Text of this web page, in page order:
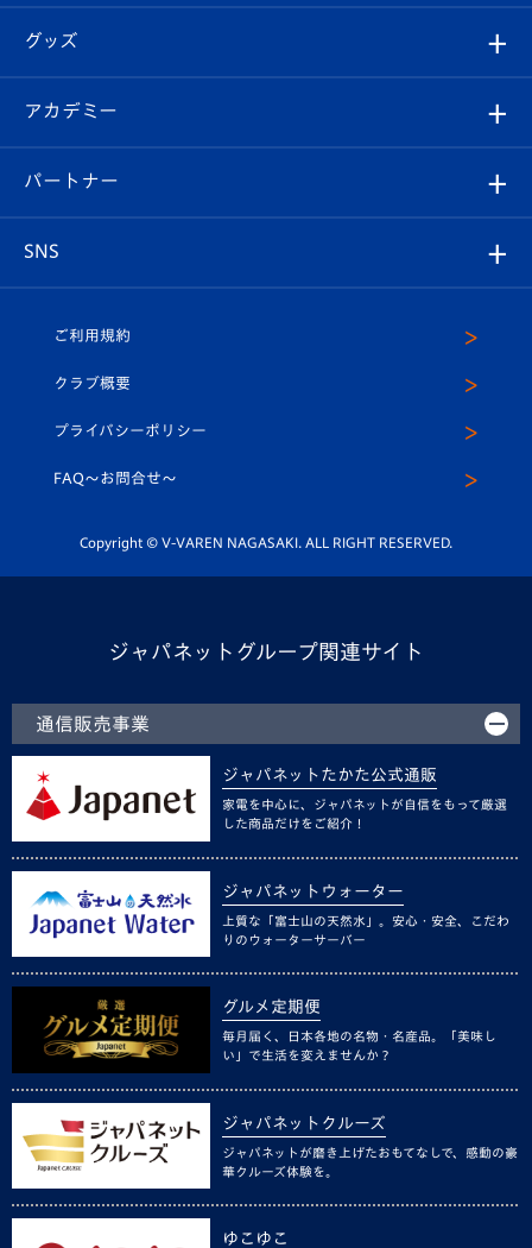
チケット
イベント
メディア
ホームタウン
スタッフプロフィール
マスコット紹介
平和祈念活動
ホームタウン活動
はじめての観戦ガイド
Revive Team
ヴィヴィくんの長崎おもてなしガイド
フォトギャラリー
スタジアムグルメ
チケット
V-LOVERS（ファンクラブ）
プレイヤーズスイート
グッズ
オンラインショップ
店舗情報
アカデミー
育成からのお知らせ
U-18
スクール
パートナー
SNS
ヴィヴィくんインスタグラム
公式LINE＠
ご利用規約
クラブ概要
プライバシーポリシー
FAQ〜お問合せ〜
Copyright © V-VAREN NAGASAKI. ALL RIGHT RESERVED.
ジャパネットグループ関連サイト
通信販売事業
ジャパネットたかた公式通販
家電を中心に、ジャパネットが自信をもって厳選
した商品だけをご紹介！
ジャパネットウォーター
上質な「富士山の天然水」。安心・安全、こだわ
りのウォーターサーバー
グルメ定期便
毎月届く、日本各地の名物・名産品。「美味し
い」で生活を変えませんか？
ジャパネットクルーズ
ジャパネットが磨き上げたおもてなしで、感動の豪
華クルーズ体験を。
ゆこゆこ